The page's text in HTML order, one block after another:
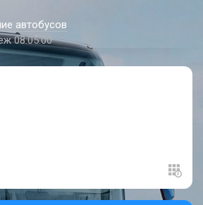
автобусов
08:05:00